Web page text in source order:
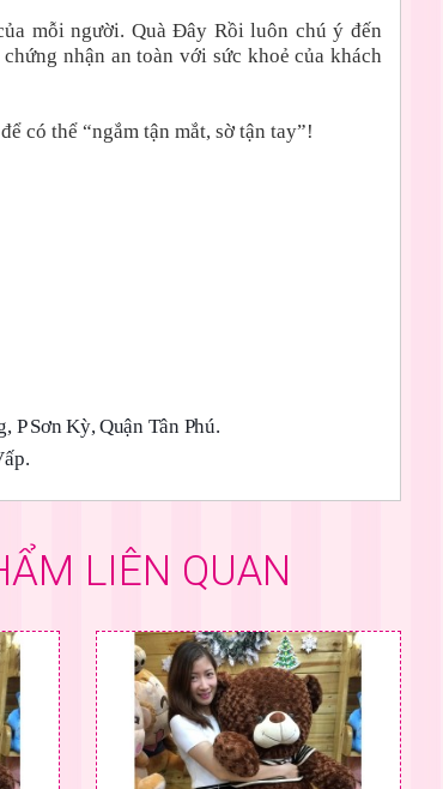
mỗi người. Quà Đây Rồi luôn chú ý đến
nhận an toàn với sức khoẻ của khách
có thể “ngắm tận mắt, sờ tận tay”!
P Sơn Kỳ, Quận Tân Phú.
LIÊN QUAN